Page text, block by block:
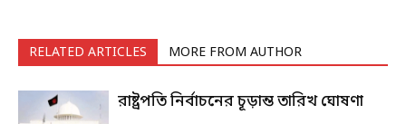
RELATED ARTICLES MORE FROM AUTHOR
রাষ্ট্রপতি নির্বাচনের চূড়ান্ত তারিখ ঘোষণা